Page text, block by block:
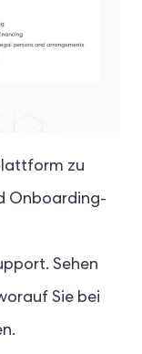
zu
Onboarding-
Sehen
Sie bei